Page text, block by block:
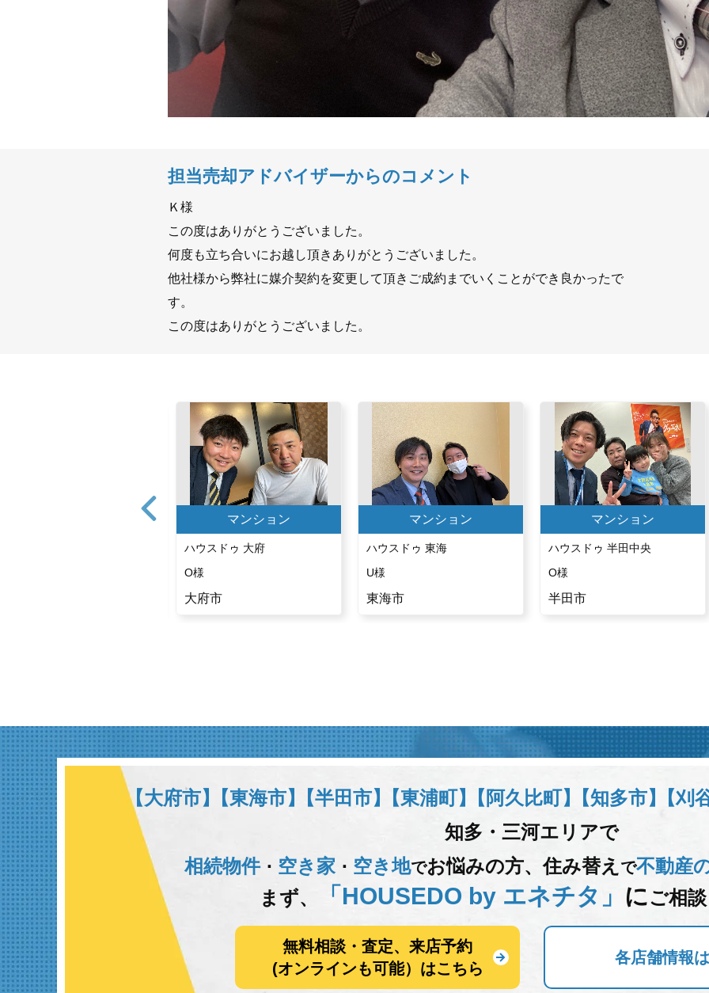
担当売却アドバイザーからのコメント
Ｋ様
この度はありがとうございました。
何度も立ち合いにお越し頂きありがとうございました。
他社様から弊社に媒介契約を変更して頂きご成約までいくことができ良かったで
す。
この度はありがとうございました。
マンション
ハウスドゥ 大府
O様
大府市
マンション
ハウスドゥ 東海
U様
東海市
マンション
ハウスドゥ 半田中央
O様
半田市
【大府市】 【東海市】 【半田市】 【東浦町】 【阿久比町】 【知多市】 【刈
知多・三河エリアで
相続物件･ 空き家 ･ 空き地でお悩みの方、住み替え で不動産
まず、
「HOUSEDO by エネチタ」 にご相
無料相談・査定、来店予約
(オンラインも可能）はこちら
各店舗情報